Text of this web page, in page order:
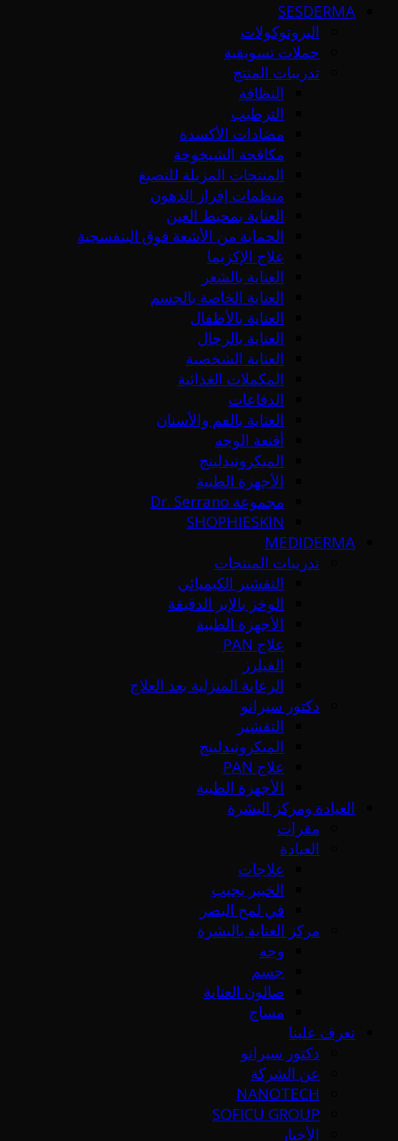
SESDERMA
البروتوكولات
حملات تسويقية
تدريبات المنتج
النظافة
الترطيب
مضادات الأكسدة
مكافحة الشيخوخة
المنتجات المزيلة للتصبغ
منظمات إفراز الدهون
العناية بمحيط العين
الحماية من الأشعة فوق البنفسجية
علاج الإكزيما
العناية بالشعر
العناية الخاصة بالجسم
العناية بالأطفال
العناية بالرجال
العناية الشخصية
المكملات الغذائية
الدفاعات
العناية بالفم والأسنان
أقنعة الوجه
الميكرونيدلينج
الأجهزة الطبية
مجموعة Dr. Serrano
SHOPHIESKIN
MEDIDERMA
تدريبات المنتجات
التقشير الكيميائي
الوخز بالإبر الدقيقة
الأجهزة الطبية
علاج PAN
الفيلرز
الرعاية المنزلية بعد العلاج
دكتور سيرانو
التقشير
الميكرونيدلينج
علاج PAN
الأجهزة الطبية
العيادة ومركز البشرة
مقرات
العيادة
علاجات
الخبير يجيب
في لمح البصر
مركز العناية بالبشرة
وجه
جسم
صالون العناية
مساج
تعرف علينا
دكتور سيرانو
عن الشركة
NANOTECH
SOFICU GROUP
الأخبار